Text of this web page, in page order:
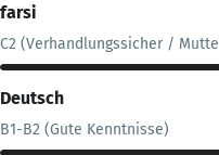
farsi
C2 (Verhandlungssicher /
Deutsch
B1-B2 (Gute Kenntnisse)